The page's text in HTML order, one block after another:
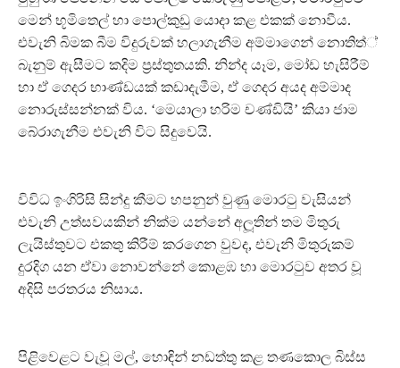
මෙන් භූමිතෙල් හා පොල්කුඩු යොදා කළ එකක් නොවීය.
එවැනි බිමක බීම විදුරුවක් හලාගැනීම අම්මාගෙන් නොතිත්්
බැනුම් ඇසීමට කදිම ප‍්‍රස්තුතයකි. නින්ද යෑම, මෝඩ හැසිරීම්
හා ඒ ගෙදර භාණ්ඩයක් කඩාදැමීම, ඒ ගෙදර අයද අම්මාද
නොරුස්සන්නක් විය. ‘මෙයාලා හරිම චණ්ඩියි’ කියා ජාම
බේරාගැනීම එවැනි විට සිදුවෙයි.
විවිධ ඉංගිරිසි සින්දු කීමට හපනුන් වුණු මොරටු වැසියන්
එවැනි උත්සවයකින් නික්ම යන්නේ අලූතින් තම මිතුරු
ලැයිස්තුවට එකතු කිරීම් කරගෙන වුවද, එවැනි මිතුරුකම්
දුරදිග යන ඒවා නොවන්නේ කොළඹ හා මොරටුව අතර වූ
අදිසි පරතරය නිසාය.
පිළිවෙළට වැවූ මල්, හොඳින් නඩත්තු කළ තණකොල බිස්ස